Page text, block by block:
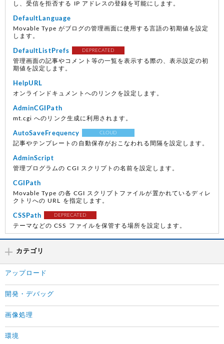
し、受信を拒否する IP アドレスの登録を可能にします。
DefaultLanguage
Movable Type がブログの管理画面に使用する言語の初期値を設定
します。
DefaultListPrefs DEPRECATED
管理画面の記事やコメント等の一覧を表示する際の、表示設定の初
期値を設定します。
HelpURL
オンラインドキュメントへのリンクを設定します。
AdminCGIPath
mt.cgi へのリンク生成に利用されます。
AutoSaveFrequency CLOUD
記事やテンプレートの自動保存がおこなわれる間隔を設定します。
AdminScript
管理プログラムの CGI スクリプトの名前を設定します。
CGIPath
Movable Type の各 CGI スクリプトファイルが置かれているディレ
クトリへの URL を指定します。
CSSPath DEPRECATED
テーマなどの CSS ファイルを保管する場所を設定します。
カテゴリ
アップロード
開発・デバッグ
画像処理
環境